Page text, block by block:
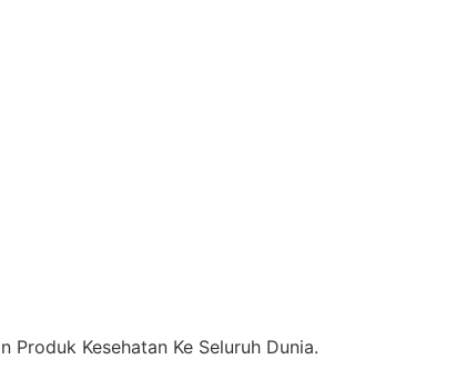
Produk Kesehatan Ke Seluruh Dunia.